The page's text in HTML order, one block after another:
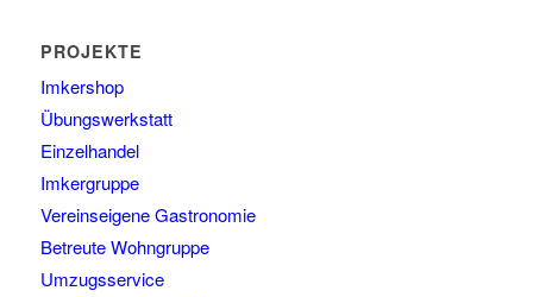
PROJEKTE
Imkershop
Übungswerkstatt
Einzelhandel
Imkergruppe
Vereinseigene Gastronomie
Betreute Wohngruppe
Umzugsservice